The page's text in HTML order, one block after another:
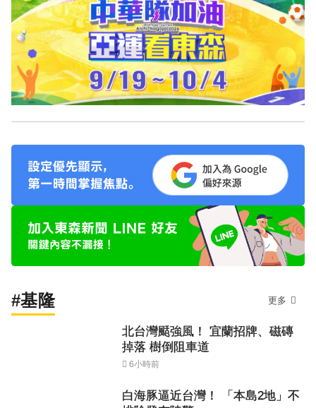
#基隆 更多
北台灣颳強風！ 宜蘭招牌、磁磚
掉落 樹倒阻車道
6小時前
白海豚逼近台灣！ 「本島2地」不